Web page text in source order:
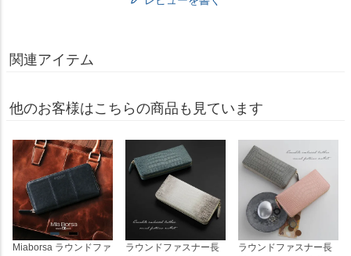
関連アイテム
他のお客様はこちらの商品も見ています
Miaborsa ラウンドファ
ラウンドファスナー長
ラウンドファスナー長